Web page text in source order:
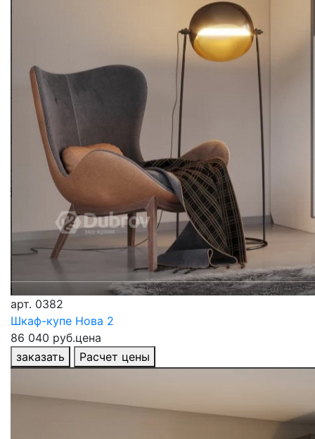
арт. 0382
Шкаф-купе Нова 2
86 040 руб.цена
заказать
Расчет цены